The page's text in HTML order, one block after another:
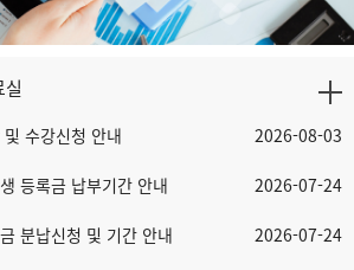
수강신청 안내 2026-08-03
등록금 납부기간 안내 2026-07-24
분납신청 및 기간 안내 2026-07-24